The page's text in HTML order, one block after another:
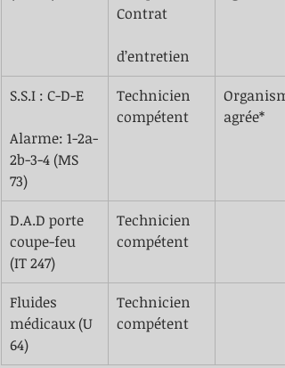
Contrat
d’entretien
​S.S.I : C-D-E
Alarme: 1-2a-
2b-3-4 (MS
73)
Technicien
compétent
agrée*
​D.A.D porte
coupe-feu
(IT 247)
Technicien
compétent
​Fluides
médicaux (U
64)
​Technicien
compétent